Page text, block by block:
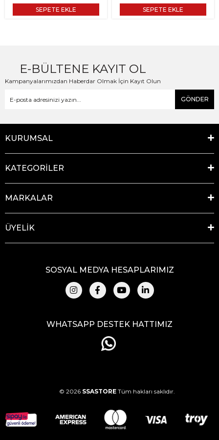
SEPETE EKLE SEPETE EKLE
E-BÜLTENE KAYIT OL
Kampanyalarımızdan Haberdar Olmak İçin Kayıt Olun
GÖNDER
KURUMSAL
KATEGORİLER
MARKALAR
ÜYELİK
SOSYAL MEDYA HESAPLARIMIZ
WHATSAPP DESTEK HATTIMIZ
© 2026 SSASTORE Tüm hakları saklıdır.